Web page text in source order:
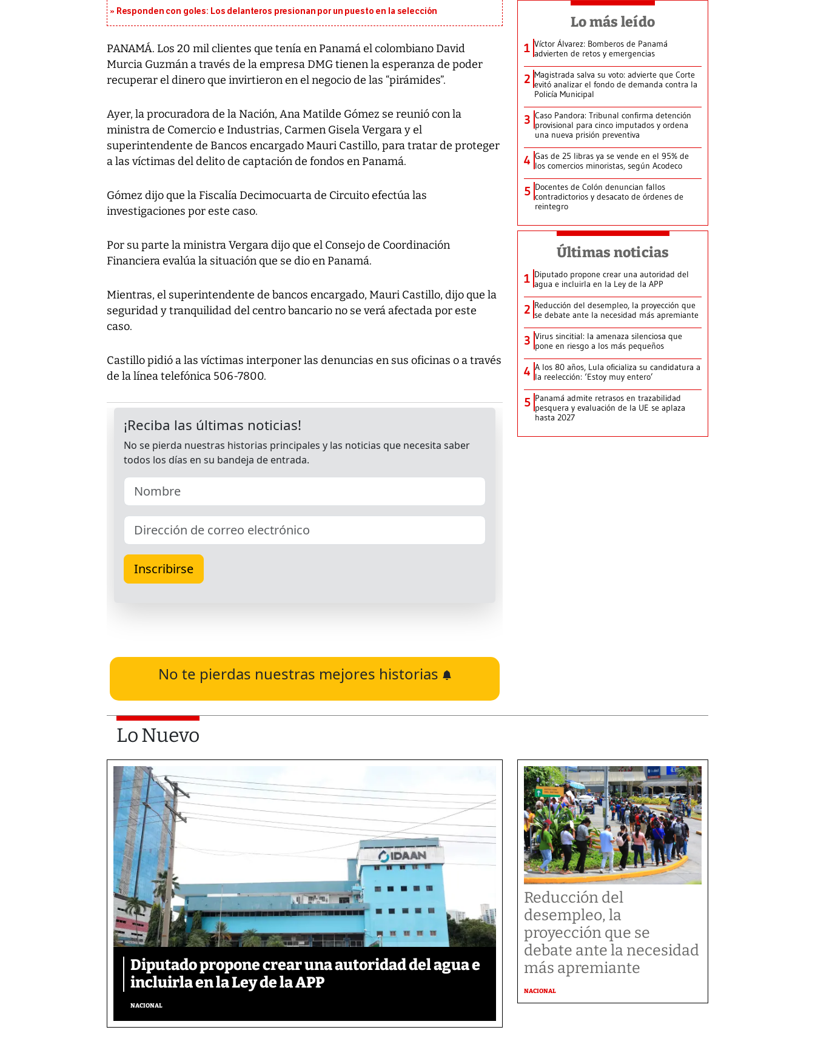
Responden con goles: Los delanteros presionan por un puesto en la selección
PANAMÁ. Los 20 mil clientes que tenía en Panamá el colombiano David
Murcia Guzmán a través de la empresa DMG tienen la esperanza de poder
recuperar el dinero que invirtieron en el negocio de las “pirámides”.
Ayer, la procuradora de la Nación, Ana Matilde Gómez se reunió con la
ministra de Comercio e Industrias, Carmen Gisela Vergara y el
superintendente de Bancos encargado Mauri Castillo, para tratar de proteger
a las víctimas del delito de captación de fondos en Panamá.
Gómez dijo que la Fiscalía Decimocuarta de Circuito efectúa las
investigaciones por este caso.
Por su parte la ministra Vergara dijo que el Consejo de Coordinación
Financiera evalúa la situación que se dio en Panamá.
Mientras, el superintendente de bancos encargado, Mauri Castillo, dijo que la
seguridad y tranquilidad del centro bancario no se verá afectada por este
caso.
Castillo pidió a las víctimas interponer las denuncias en sus oficinas o a través
de la línea telefónica 506-7800.
No te pierdas nuestras mejores historias
Lo más leído
1 Víctor Álvarez: Bomberos de Panamá
advierten de retos y emergencias
2 Magistrada salva su voto: advierte que Corte
evitó analizar el fondo de demanda contra la
Policía Municipal
3 Caso Pandora: Tribunal confirma detención
provisional para cinco imputados y ordena
una nueva prisión preventiva
4 Gas de 25 libras ya se vende en el 95% de
los comercios minoristas, según Acodeco
5 Docentes de Colón denuncian fallos
contradictorios y desacato de órdenes de
reintegro
Últimas noticias
1 Diputado propone crear una autoridad del
agua e incluirla en la Ley de la APP
2 Reducción del desempleo, la proyección que
se debate ante la necesidad más apremiante
3 Virus sincitial: la amenaza silenciosa que
pone en riesgo a los más pequeños
4 A los 80 años, Lula oficializa su candidatura a
la reelección: ‘Estoy muy entero’
5 Panamá admite retrasos en trazabilidad
pesquera y evaluación de la UE se aplaza
hasta 2027
Lo Nuevo
Diputado propone crear una autoridad del agua e
incluirla en la Ley de la APP
NACIONAL
Reducción del
desempleo, la
proyección que se
debate ante la necesidad
más apremiante
NACIONAL